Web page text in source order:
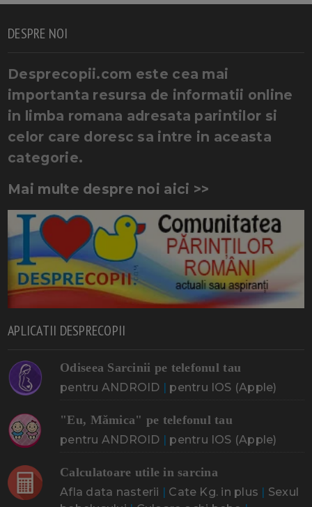
DESPRE NOI
Desprecopii.com este cea mai
importanta resursa de informatii online
in limba romana adresata parintilor si
celor care doresc sa intre in aceasta
categorie.
Mai multe despre noi aici >>
APLICATII DESPRECOPII
Odiseea Sarcinii pe telefonul tau
pentru ANDROID pentru IOS (Apple)
"Eu, Mămica" pe telefonul tau
pentru ANDROID pentru IOS (Apple)
Calculatoare utile in sarcina
Afla data nasterii Cate Kg. in plus
Sexul